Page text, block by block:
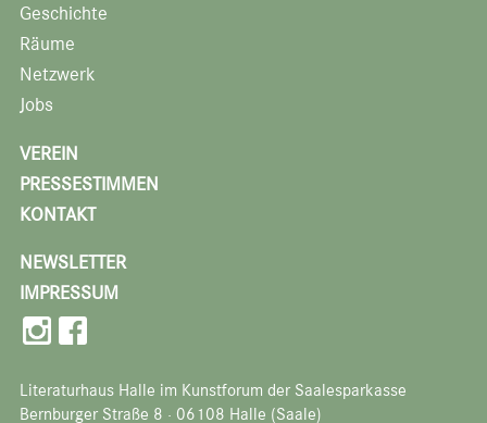
Geschichte
Räume
Netzwerk
Jobs
VEREIN
PRESSESTIMMEN
KONTAKT
NEWSLETTER
IMPRESSUM
Literaturhaus Halle im Kunstforum der Saalesparkasse
Bernburger Straße 8 · 06108 Halle (Saale)